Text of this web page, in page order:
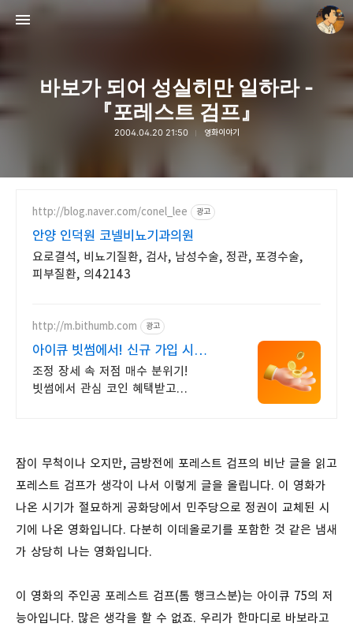
바보가 되어 성실히만 일하라 -
『포레스트 검프』
2004.04.20 21:50 영화이야기
http://blog.naver.com/conel_lee 광고
안양 인덕원 코넬비뇨기과의원
요로결석, 비뇨기질환, 검사, 남성수술, 정관, 포경수술,
피부질환, 의42143
http://m.bithumb.com 광고
아이큐 빗썸에서! 신규 가입 시
5만원 혜택
조정 장세 속 저점 매수 분위기!
빗썸에서 관심 코인 혜택받고
잠이 무척이나 오지만, 금방전에 포레스트 검프의 비난 글을 읽고
포레스트 검프가 생각이 나서 이렇게 글을 올립니다. 이 영화가
나온 시기가 절묘하게 공화당에서 민주당으로 정권이 교체된 시
기에 나온 영화입니다. 다분히 이데올로기를 포함한 것 같은 냄새
가 상당히 나는 영화입니다.
이 영화의 주인공 포레스트 검프(톰 행크스분)는 아이큐 75의 저
능아입니다. 많은 생각을 할 수 없죠. 우리가 한마디로 바보라고
thebravepost.com